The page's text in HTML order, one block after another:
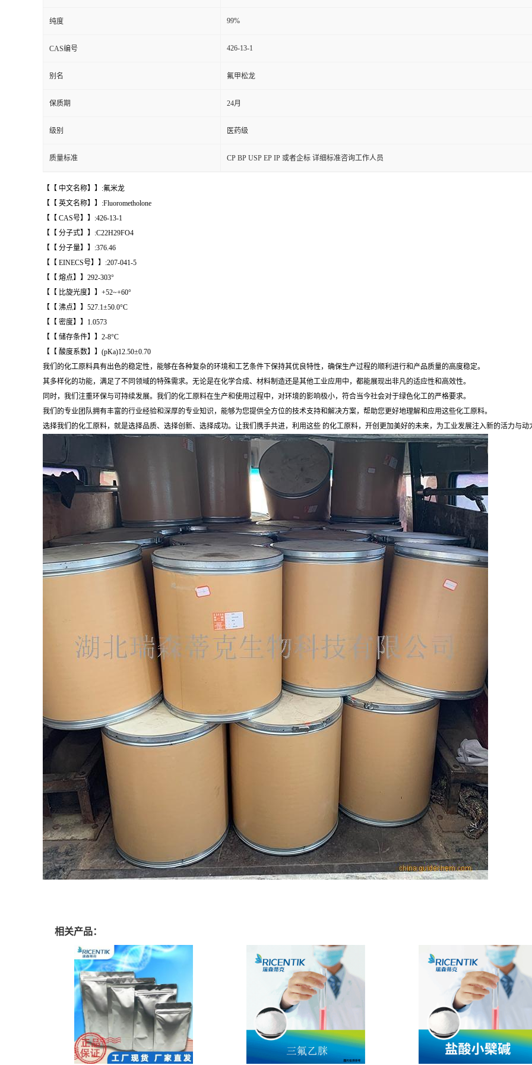
纯度 99%
CAS编号 426-13-1
别名 氟甲松龙
保质期 24月
级别 医药级
质量标准 CP BP USP EP IP 或者企标 详细标准咨询工作人员
【【 中文名称】】:氟米龙
【【 英文名称】】:Fluorometholone
【【 CAS号】】:426-13-1
【【 分子式】】:C22H29FO4
【【 分子量】】:376.46
【【 EINECS号】】:207-041-5
【【 熔点】】292-303°
【【 比旋光度】】+52~+60°
【【 沸点】】527.1±50.0°C
【【 密度】】1.0573
【【 储存条件】】2-8°C
【【 酸度系数】】(pKa)12.50±0.70
我们的化工原料具有出色的稳定性，能够在各种复杂的环境和工艺条件下保持其优良特性，确保生产过程的顺利进行和产品质量的高度稳定。
其多样化的功能，满足了不同领域的特殊需求。无论是在化学合成、材料制造还是其他工业应用中，都能展现出非凡的适应性和高效性。
同时，我们注重环保与可持续发展。我们的化工原料在生产和使用过程中，对环境的影响极小，符合当今社会对于绿色化工的严格要求。
我们的专业团队拥有丰富的行业经验和深厚的专业知识，能够为您提供全方位的技术支持和解决方案，帮助您更好地理解和应用这些化工原料。
选择我们的化工原料，就是选择品质、选择创新、选择成功。让我们携手共进，利用这些 的化工原料，开创更加美好的未来，为工业发展注入新的活力与动
相关产品：